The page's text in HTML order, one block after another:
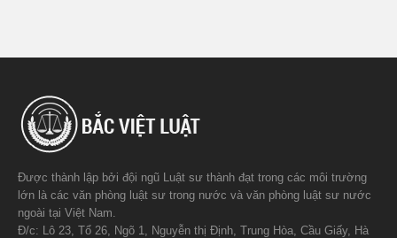
Được thành lập bởi đội ngũ Luật sư thành đạt trong các môi trường
lớn là các văn phòng luật sư trong nước và văn phòng luật sư nước
ngoài tại Việt Nam.
Đ/c: Lô 23, Tổ 26, Ngõ 1, Nguyễn thị Định, Trung Hòa, Cầu Giấy, Hà